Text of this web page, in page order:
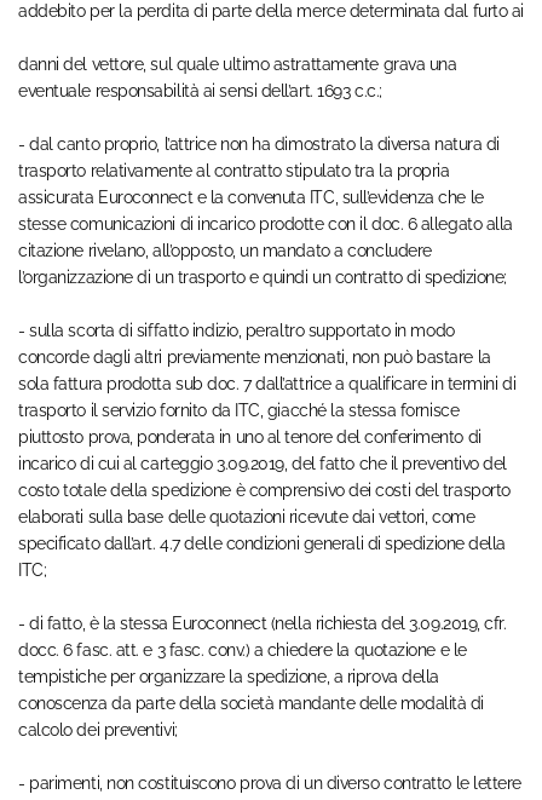
addebito per la perdita di parte della merce determinata dal furto ai
danni del vettore, sul quale ultimo astrattamente grava una
eventuale responsabilità ai sensi dell’art. 1693 c.c.;
- dal canto proprio, l’attrice non ha dimostrato la diversa natura di
trasporto relativamente al contratto stipulato tra la propria
assicurata Euroconnect e la convenuta ITC, sull’evidenza che le
stesse comunicazioni di incarico prodotte con il doc. 6 allegato alla
citazione rivelano, all’opposto, un mandato a concludere
l’organizzazione di un trasporto e quindi un contratto di spedizione;
- sulla scorta di siffatto indizio, peraltro supportato in modo
concorde dagli altri previamente menzionati, non può bastare la
sola fattura prodotta sub doc. 7 dall’attrice a qualificare in termini di
trasporto il servizio fornito da ITC, giacché la stessa fornisce
piuttosto prova, ponderata in uno al tenore del conferimento di
incarico di cui al carteggio 3.09.2019, del fatto che il preventivo del
costo totale della spedizione è comprensivo dei costi del trasporto
elaborati sulla base delle quotazioni ricevute dai vettori, come
specificato dall’art. 4.7 delle condizioni generali di spedizione della
ITC;
- di fatto, è la stessa Euroconnect (nella richiesta del 3.09.2019, cfr.
docc. 6 fasc. att. e 3 fasc. conv.) a chiedere la quotazione e le
tempistiche per organizzare la spedizione, a riprova della
conoscenza da parte della società mandante delle modalità di
calcolo dei preventivi;
- parimenti, non costituiscono prova di un diverso contratto le lettere